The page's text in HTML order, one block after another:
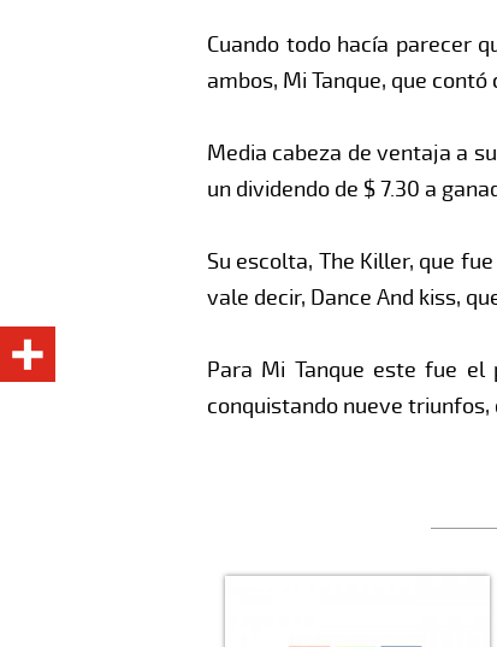
Cuando todo hacía parecer
ambos, Mi Tanque, que
Media cabeza de ventaja a
un dividendo de $ 7.30 a
Su escolta, The Killer, que
vale decir, Dance And kiss,
Para Mi Tanque este fue el
conquistando nueve triunfos,